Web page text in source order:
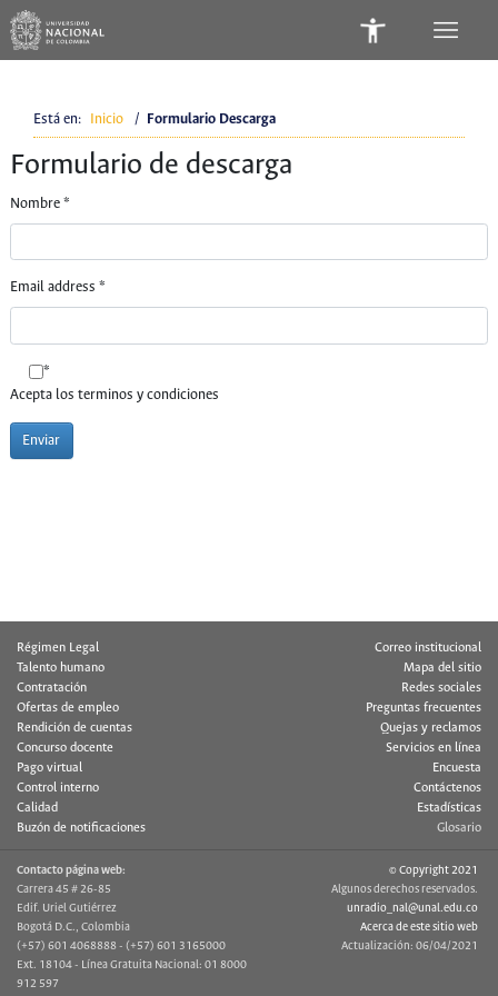
Está en: Inicio / Formulario Descarga
Formulario de descarga
Nombre *
Email address *
*
Acepta los terminos y condiciones
Enviar
Régimen Legal
Talento humano
Contratación
Ofertas de empleo
Rendición de cuentas
Concurso docente
Pago virtual
Control interno
Calidad
Buzón de notificaciones
Correo institucional
Mapa del sitio
Redes sociales
Preguntas frecuentes
Quejas y reclamos
Servicios en línea
Encuesta
Contáctenos
Estadísticas
Glosario
Contacto página web:
Carrera 45 # 26-85
Edif. Uriel Gutiérrez
Bogotá D.C., Colombia
(+57) 601 4068888 - (+57) 601 3165000
Ext. 18104 - Línea Gratuita Nacional: 01 8000
912 597
© Copyright 2021
Algunos derechos reservados.
unradio_nal@unal.edu.co
Acerca de este sitio web
Actualización: 06/04/2021